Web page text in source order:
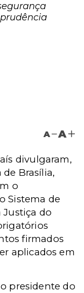
A A
divulgaram,
de Brasília,
o
Sistema de
Justiça do
firmados
aplicados em
presidente do